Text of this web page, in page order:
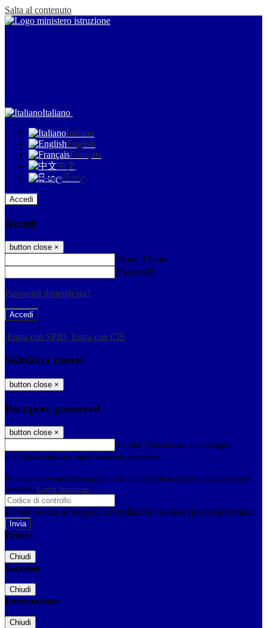
Salta al contenuto
Italiano
Italiano
English
Français
中文
සිංහල
Accedi
Accedi
button close ×
Nome Utente
Password
Password dimenticata?
-
Entra con SPID Entra con CIE
Seleziona utente
button close ×
Recupero password
button close ×
E-mail Verrà inviato un messaggio
all'indirizzo indicato con le istruzioni necessarie.
Non hai una e-mail associata al nome utente? Effettua il reset della password
tramite la Login Spaggiari
E-mail inviata, si prega di controllare la casella di posta elettronica!
Errore
Chiudi
Successo
Chiudi
Informazione
Chiudi